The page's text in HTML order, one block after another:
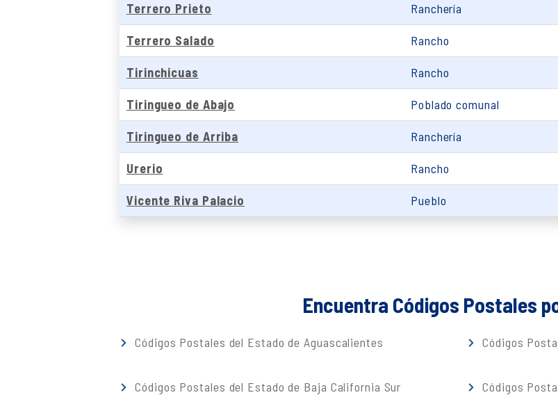
Terrero Prieto Ranchería
Terrero Salado Rancho
Tirinchicuas Rancho
Tiringueo de Abajo Poblado comunal
Tiringueo de Arriba Ranchería
Urerio Rancho
Vicente Riva Palacio Pueblo
Encuentra Códigos Postales
Códigos Postales del Estado de Aguascalientes Códigos
Códigos Postales del Estado de Baja California Sur Códigos